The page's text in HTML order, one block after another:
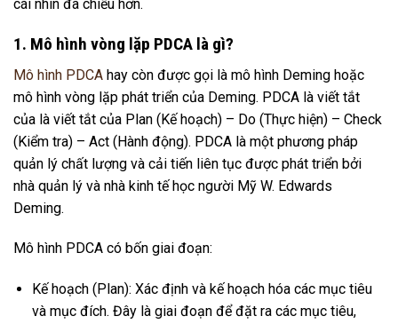
cái nhìn đa chiều hơn.
1. Mô hình vòng lặp PDCA là gì?
Mô hình PDCA hay còn được gọi là mô hình Deming hoặc
mô hình vòng lặp phát triển của Deming. PDCA là viết tắt
của là viết tắt của Plan (Kế hoạch) – Do (Thực hiện) – Check
(Kiểm tra) – Act (Hành động). PDCA là một phương pháp
quản lý chất lượng và cải tiến liên tục được phát triển bởi
nhà quản lý và nhà kinh tế học người Mỹ W. Edwards
Deming.
Mô hình PDCA có bốn giai đoạn:
Kế hoạch (Plan): Xác định và kế hoạch hóa các mục tiêu
và mục đích. Đây là giai đoạn để đặt ra các mục tiêu,